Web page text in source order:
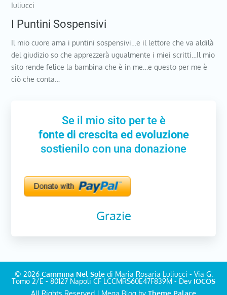
Iuliucci
I Puntini Sospensivi
Il mio cuore ama i puntini sospensivi…e il lettore che va aldilà
del giudizio so che apprezzerà ugualmente i miei scritti…Il mio
sito rende felice la bambina che è in me…e questo per me è
ciò che conta…
Se il mio sito per te è
fonte di crescita ed evoluzione
sostienilo con una donazione
Grazie
© 2026 Cammina Nel Soledi Maria Rosaria Luliucci - Via G.
Tomo 2/E - 80127 Napoli CF LCCMRS60E47F839M - Dev IOCOS